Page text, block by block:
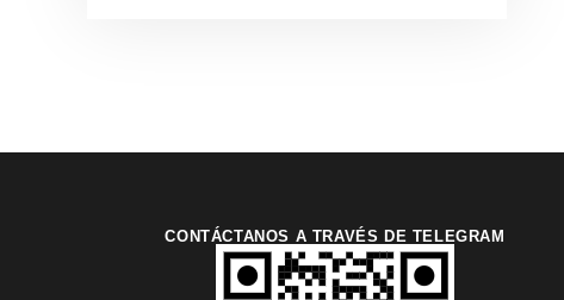
CONTÁCTANOS A TRAVÉS DE TELEGRAM